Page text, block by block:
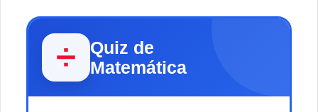
➗
Quiz de
Matemática